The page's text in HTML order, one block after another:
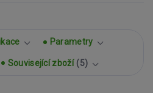
Parametry
Související zboží 5